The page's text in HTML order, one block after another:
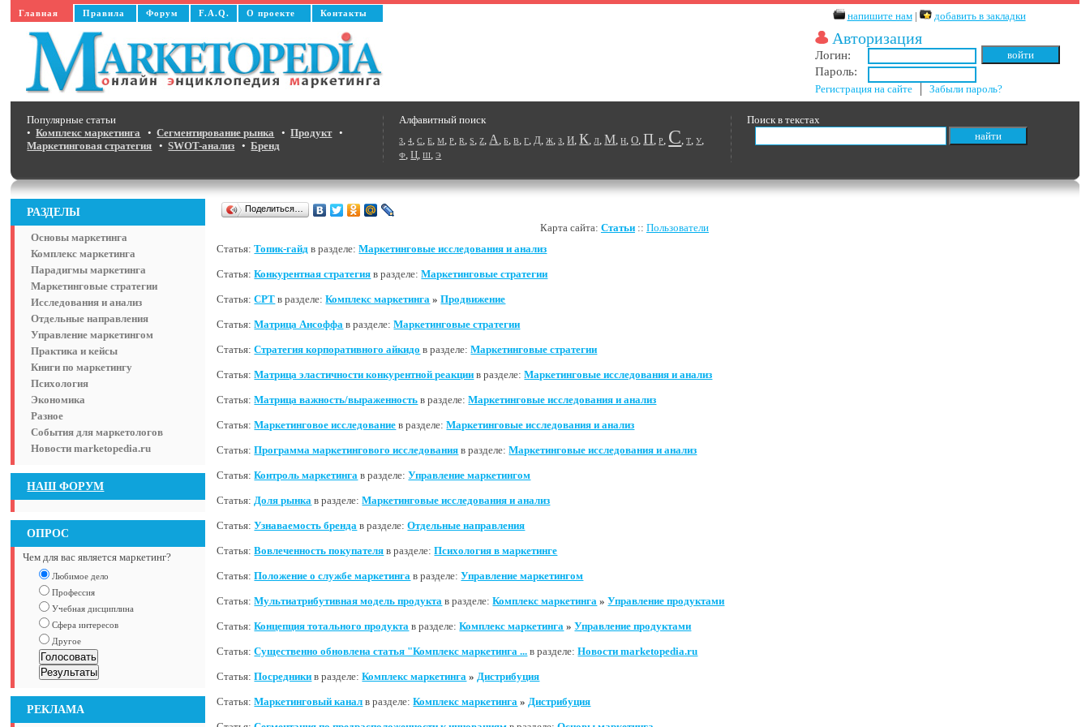
Главная Правила Форум F.A.Q. О проекте Контакты напишите нам| добавить в закладки
Авторизация
Логин:
Пароль:
Регистрация на сайте │Забыли пароль?
Поиск в текстах
Алфавитный поиск
3,4,C,E,M,P,R,S,Z,А,Б,В,Г,Д,Ж,З,И,К,Л,М,Н,О,П,Р, С,Т,У,
Ф,Ц,Ш,Э
Популярные статьи
•Комплекс маркетинга •Сегментирование рынка •Продукт•
Маркетинговая стратегия •SWOT-анализ •Бренд
РАЗДЕЛЫ
Основы маркетинга
Комплекс маркетинга
Парадигмы маркетинга
Маркетинговые стратегии
Исследования и анализ
Отдельные направления
Управление маркетингом
Практика и кейсы
Книги по маркетингу
Психология
Экономика
Разное
События для маркетологов
Новости marketopedia.ru
НАШ ФОРУМ
ОПРОС
Чем для вас является маркетинг?
Любимое дело
Профессия
Учебная дисциплина
Сфера интересов
Другое
РЕКЛАМА
Поделиться…
Карта сайта: Статьи:: Пользователи
Статья:Топик-гайд в разделе:Маркетинговые исследования и анализ
Статья:Конкурентная стратегия в разделе:Маркетинговые стратегии
Статья:CPT в разделе:Комплекс маркетинга »Продвижение
Статья:Матрица Ансоффа в разделе:Маркетинговые стратегии
Статья:Стратегия корпоративного айкидо в разделе:Маркетинговые стратегии
Статья:Матрица эластичности конкурентной реакции в разделе:Маркетинговые исследования и анализ
Статья:Матрица важность/выраженность в разделе:Маркетинговые исследования и анализ
Статья:Маркетинговое исследование в разделе:Маркетинговые исследования и анализ
Статья:Программа маркетингового исследования в разделе:Маркетинговые исследования и анализ
Статья:Контроль маркетинга в разделе:Управление маркетингом
Статья:Доля рынка в разделе:Маркетинговые исследования и анализ
Статья:Узнаваемость бренда в разделе:Отдельные направления
Статья:Вовлеченность покупателя в разделе:Психология в маркетинге
Статья:Положение о службе маркетинга в разделе:Управление маркетингом
Статья:Мультиатрибутивная модель продукта в разделе:Комплекс маркетинга »Управление продуктами
Статья:Концепция тотального продукта в разделе:Комплекс маркетинга »Управление продуктами
Статья:Существенно обновлена статья "Комплекс маркетинга ... в разделе:Новости marketopedia.ru
Статья:Посредники в разделе:Комплекс маркетинга »Дистрибуция
Статья:Маркетинговый канал в разделе:Комплекс маркетинга »Дистрибуция